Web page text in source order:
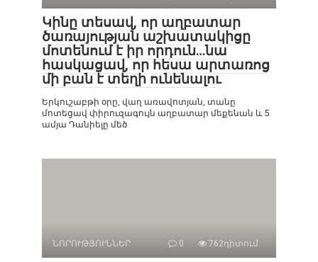
Կինը տեսավ, որ աղբատար
ծառայության աշխատակիցը
մոտենում է իր որդուն…նա
հասկացավ, որ հեսա արտառոց
մի բան է տեղի ունենալու
Երկուշաբթի օրը, վաղ առավոտյան, տանը
մոտեցավ փիրուզագույն աղբատար մեքենան և 5
ամյա Դանիելը մեծ
ՆՈՐՈՒԹՅՈՒՆՆԵՐ 0 762դիտում